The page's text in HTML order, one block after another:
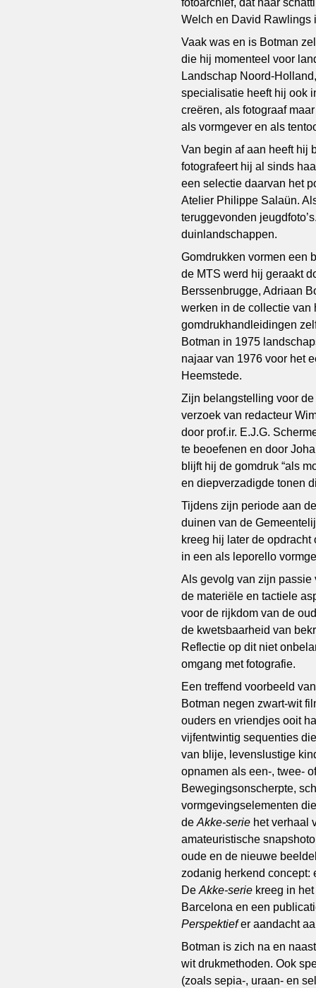
fotoarchief, dat naar
Welch en David Rawlings
Vaak was en is Botman
die hij momenteel voor
Landschap Noord-
specialisatie heeft hij ook
creëren, als fotograaf
als vormgever en als
Van begin af aan heeft hij
fotografeert hij al sinds
een selectie daarvan het
Atelier Philippe Salaün.
teruggevonden
duinlandschappen.
Gomdrukken vormen een
de MTS werd hij geraakt
Berssenbrugge, Adriaan
werken in de collectie van
gomdrukhandleidingen
Botman in 1975
najaar van 1976 voor het
Heemstede.
Zijn belangstelling voor
verzoek van redacteur
door prof.ir. E.J.G.
te beoefenen en door
blijft hij de gomdruk “als
en diepverzadigde tonen
Tijdens zijn periode aan
duinen van de
kreeg hij later de
in een als leporello
Als gevolg van zijn passie
de materiële en tactiele
voor de rijkdom van de
de kwetsbaarheid van
Reflectie op dit niet
omgang met fotografie.
Een treffend voorbeeld
Botman negen zwart-wit
ouders en vriendjes ooit
vijfentwintig sequenties
van blije, levenslustige
opnamen als een-, twee-
Bewegingsonscherpte,
vormgevingselementen
deAkke-serie het verhaal
amateuristische
oude en de nieuwe
zodanig herkend concept:
DeAkke-serie kreeg in
Barcelona en een
Perspektiefer aandacht
Botman is zich na en
wit drukmethoden. Ook
(zoals sepia-, uraan- en